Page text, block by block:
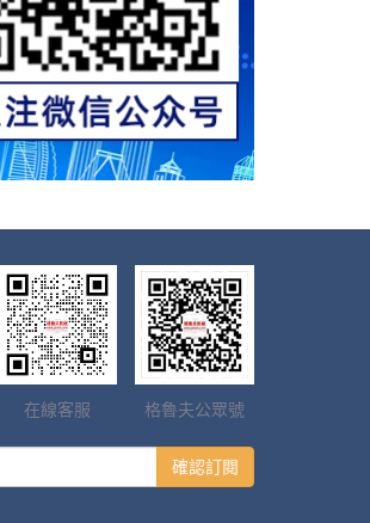
格魯夫公眾號
在線客服
確認訂閱